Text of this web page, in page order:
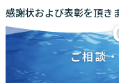
感謝状および表彰を頂き
ご相談